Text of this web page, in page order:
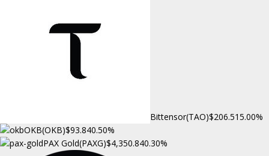
Bittensor(TAO)$206.515.00%
OKB(OKB)$93.840.50%
PAX Gold(PAXG)$4,350.840.30%